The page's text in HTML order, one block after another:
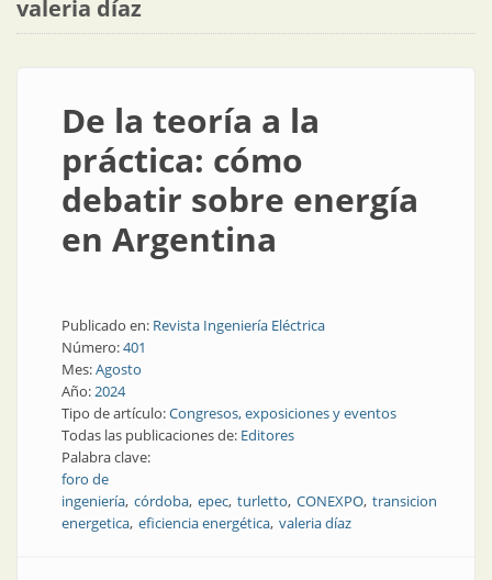
valeria díaz
De la teoría a la
práctica: cómo
debatir sobre energía
en Argentina
Publicado en: Revista Ingeniería Eléctrica
Número:401
Mes:Agosto
Año:2024
Tipo de artículo:Congresos, exposiciones y eventos
Todas las publicaciones de: Editores
Palabra clave:
foro de
ingeniería córdoba epec turletto CONEXPO transicion
energetica eficiencia energética valeria díaz